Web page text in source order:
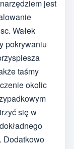
jest
Wałek
pokrywaniu
taśmy
okolic
się w
Dodatkowo